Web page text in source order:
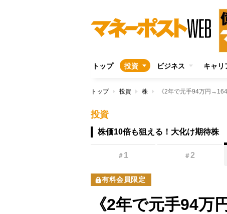
トップ 投資 ビジネス キャリ
トップ 投資 株
投資
株価10倍も狙える！大化け期待株
＃ 1 ＃2
有料会員限定
《2年で元手94